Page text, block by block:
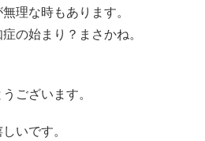
理な時もあります。
の始まり？まさかね。
ございます。
いです。